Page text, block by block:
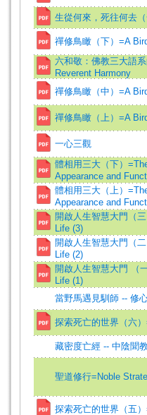
生從何來，死往何去（
禪修鳥瞰（下）=A
六和敬：佛教三大語
Reverent Harmony
禪修鳥瞰（中）=A
禪修鳥瞰（上）=A
一心三觀
體相用三大（下）
Appearance and
體相用三大（上）
Appearance and
開啟人生智慧大門（
Life (3)
開啟人生智慧大門（
Life (2)
開啟人生智慧大門 （
Life (1)
當野馬遇見馴師 -- 修
探索死亡的世界（六
藏密度亡經 -- 中陰聞
聖道修行=Noble
探索死亡的世界（五